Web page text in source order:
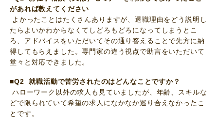
があれば教えてください
よかったことはたくさんありますが、退職理由をどう説明し
たらよいかわからなくてしどろもどろになってしまうとこ
ろ、アドバイスをいただいてその通り答えることで先方に納
得してもらえました。専門家の違う視点で助言をいただいて
堂々と対応できました。
■Q2 就職活動で苦労されたのはどんなことですか？
ハローワーク以外の求人も見ていましたが、年齢、スキルな
どで限られていて希望の求人になかなか巡り合えなかったこ
とです。